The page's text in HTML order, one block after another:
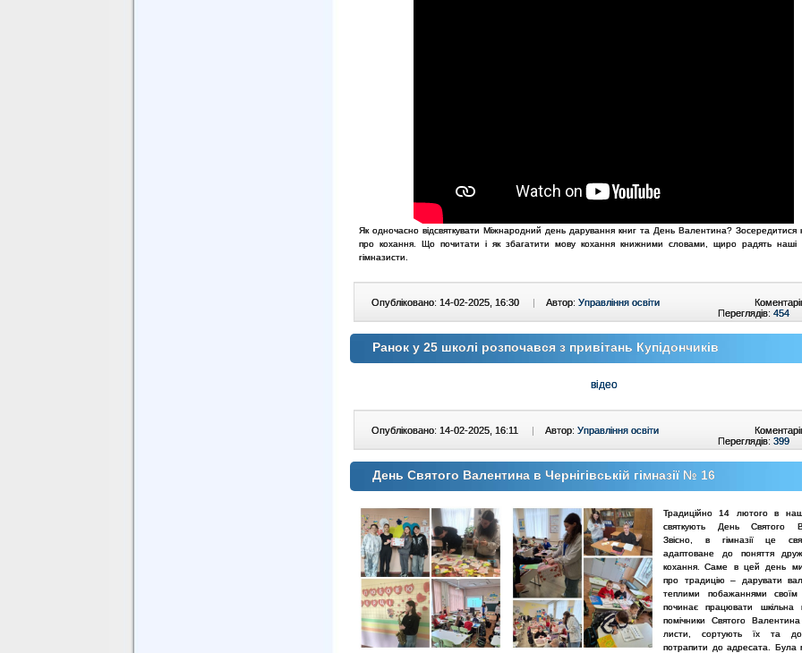
Як одночасно відсвяткувати Міжнародний день дарування книг та День Валентина? Зосередитися
про кохання. Що почитати і як збагатити мову кохання книжними словами, щиро радять наші
гімназисти.
Опубліковано: 14-02-2025, 16:30 | Автор: Управління освіти
Переглядів: 454
Ранок у 25 школі розпочався з привітань Купідончиків
відео
Опубліковано: 14-02-2025, 16:11 | Автор: Управління освіти
Переглядів: 399
День Святого Валентина в Чернігівській гімназії № 16
Традиційно 14 лютого в
святкують День Святого
Звісно, в гімназії це
адаптоване до поняття
кохання.Саме в цей день ми
про традицію – дарувати
теплими побажаннями своїм
починає працювати
помічники Святого
листи, сортують їх та
потрапити до адресата. Була